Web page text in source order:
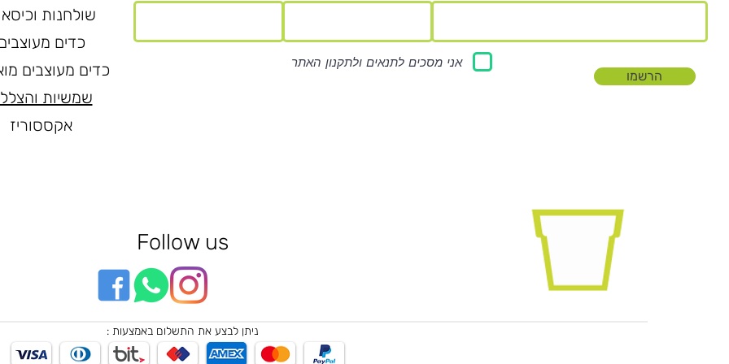
שולחנות
כדים
כדים מעוצבים
שמשיות
אקססוריז
אני מסכים לתנאים ולתקנון האתר
הרשמו
Follow us
ניתן לבצע את התשלום באמצעות :